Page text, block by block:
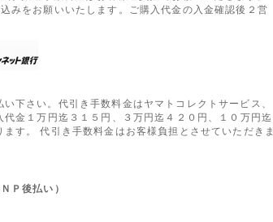
みをお願いいたします。ご購入代金の入金確認後２営
下さい。代引き手数料金はヤマトコレクトサービス、
金１万円迄３１５円、３万円迄４２０円、１０万円迄
す。 代引き手数料金はお客様負担とさせていただきま
Ｐ後払い）